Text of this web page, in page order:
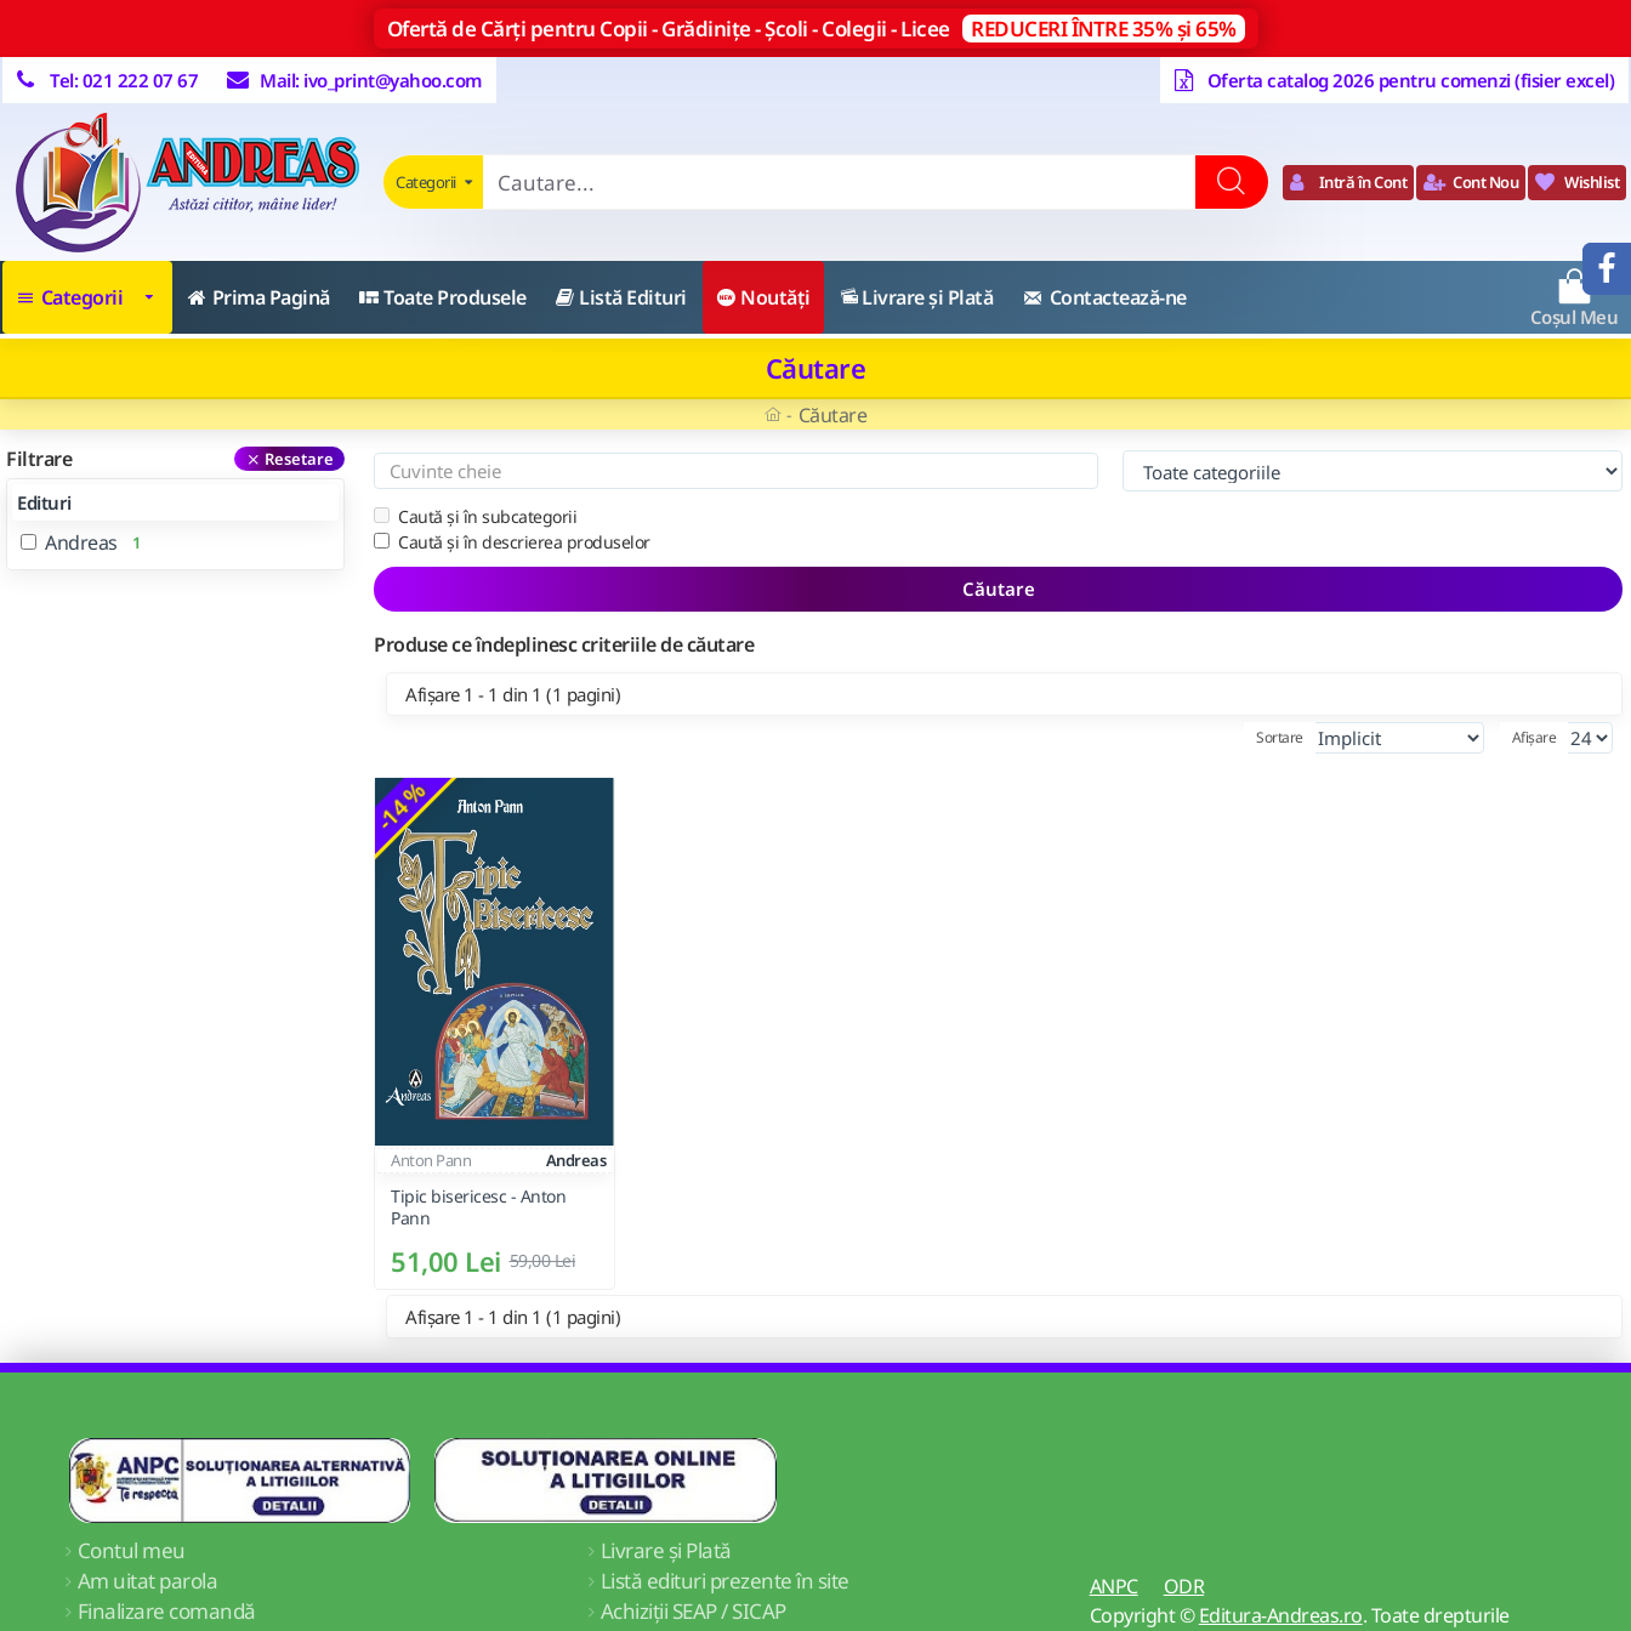
Ofertă de Cărți pentru Copii - Grădinițe - Școli - Colegii - Licee REDUCERI ÎNTRE 35% și 65%
Tel: 021 222 07 67 Mail: ivo_print@yahoo.com Oferta catalog 2026 pentru comenzi (fisier excel)
Categorii Intră în Cont Cont Nou Wishlist
Categorii Prima Pagină Toate Produsele Listă Edituri Noutăți Livrare și Plată Contactează-ne
Coșul Meu
0
Căutare
Căutare
Filtrare Resetare
Edituri
Andreas 1
Caută și în subcategorii
Caută și în descrierea produselor
Căutare
Produse ce îndeplinesc criteriile de căutare
Afișare 1 - 1 din 1 (1 pagini)
Sortare Afișare
-14 %
Anton Pann Andreas
Tipic bisericesc - Anton
Pann
51,00 Lei 59,00 Lei
Afișare 1 - 1 din 1 (1 pagini)
Contul meu
Am uitat parola
Finalizare comandă
Livrare și Plată
Listă edituri prezente în site
Achiziții SEAP / SICAP
ANPC
ODR
Copyright ©Editura-Andreas.ro. Toate drepturile